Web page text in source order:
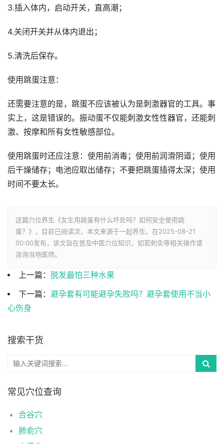
3.插入体内，启动开关，直高潮；
4.关闭开关并从体内退出；
5.清洗后保存。
使用跳蛋注意：
还需要注意的是，跳蛋不应该被认为是刺激器官的工具。事
实上，这是错误的。振动蛋不仅能刺激女性性器官，还能刺
激、按摩和所有女性敏感部位。
使用跳蛋时还应注意：使用前消毒；使用前润滑阴道；使用
后干燥储存；电池应取出储存；不要把跳蛋插得太深；使用
时间不要太长。
这篇穴位养生《女生用跳蛋有什么坏处吗？如何安全使用跳
蛋？》，目前已阅读次，本文来源于一起养生，在2025-08-21
00:00发布，该文旨在普及中医穴位知识，如若刺灸等相关操作请
咨询当地医师。
上一篇： 脱发最怕三种水果
下一篇： 避孕套有可能避孕失败吗？避孕套使用不当小
心伤身
搜索干货
常见穴位查询
合谷穴
肺俞穴